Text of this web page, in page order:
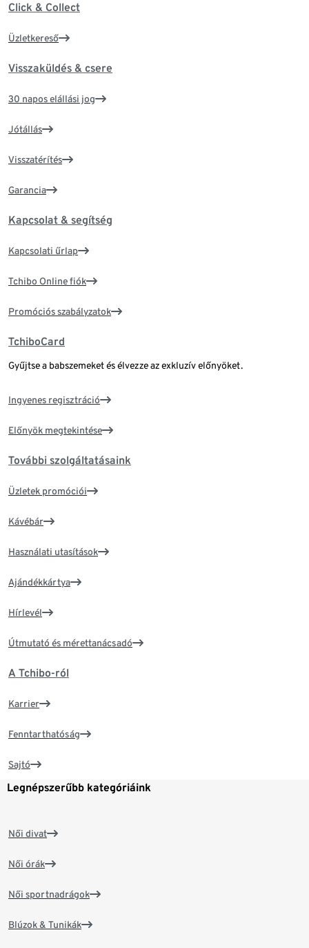
Click & Collect
Üzletkereső
Visszaküldés & csere
30 napos elállási jog
Jótállás
Visszatérítés
Garancia
Kapcsolat & segítség
Kapcsolati űrlap
Tchibo Online fiók
Promóciós szabályzatok
TchiboCard
Gyűjtse a babszemeket és élvezze az exkluzív előnyöket.
Ingyenes regisztráció
Előnyök megtekintése
További szolgáltatásaink
Üzletek promóciói
Kávébár
Használati utasítások
Ajándékkártya
Hírlevél
Útmutató és mérettanácsadó
A Tchibo-ról
Karrier
Fenntarthatóság
Sajtó
Legnépszerűbb kategóriáink
Női divat
Női órák
Női sportnadrágok
Blúzok & Tunikák